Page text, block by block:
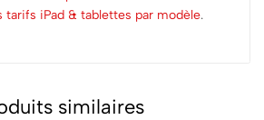
tarifs iPad & tablettes par modèle.
similaires